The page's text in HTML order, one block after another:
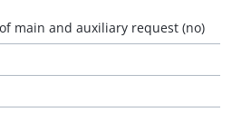
main and auxiliary request (no)